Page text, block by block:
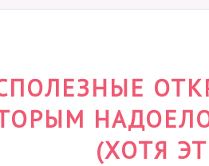
(ХОТЯ